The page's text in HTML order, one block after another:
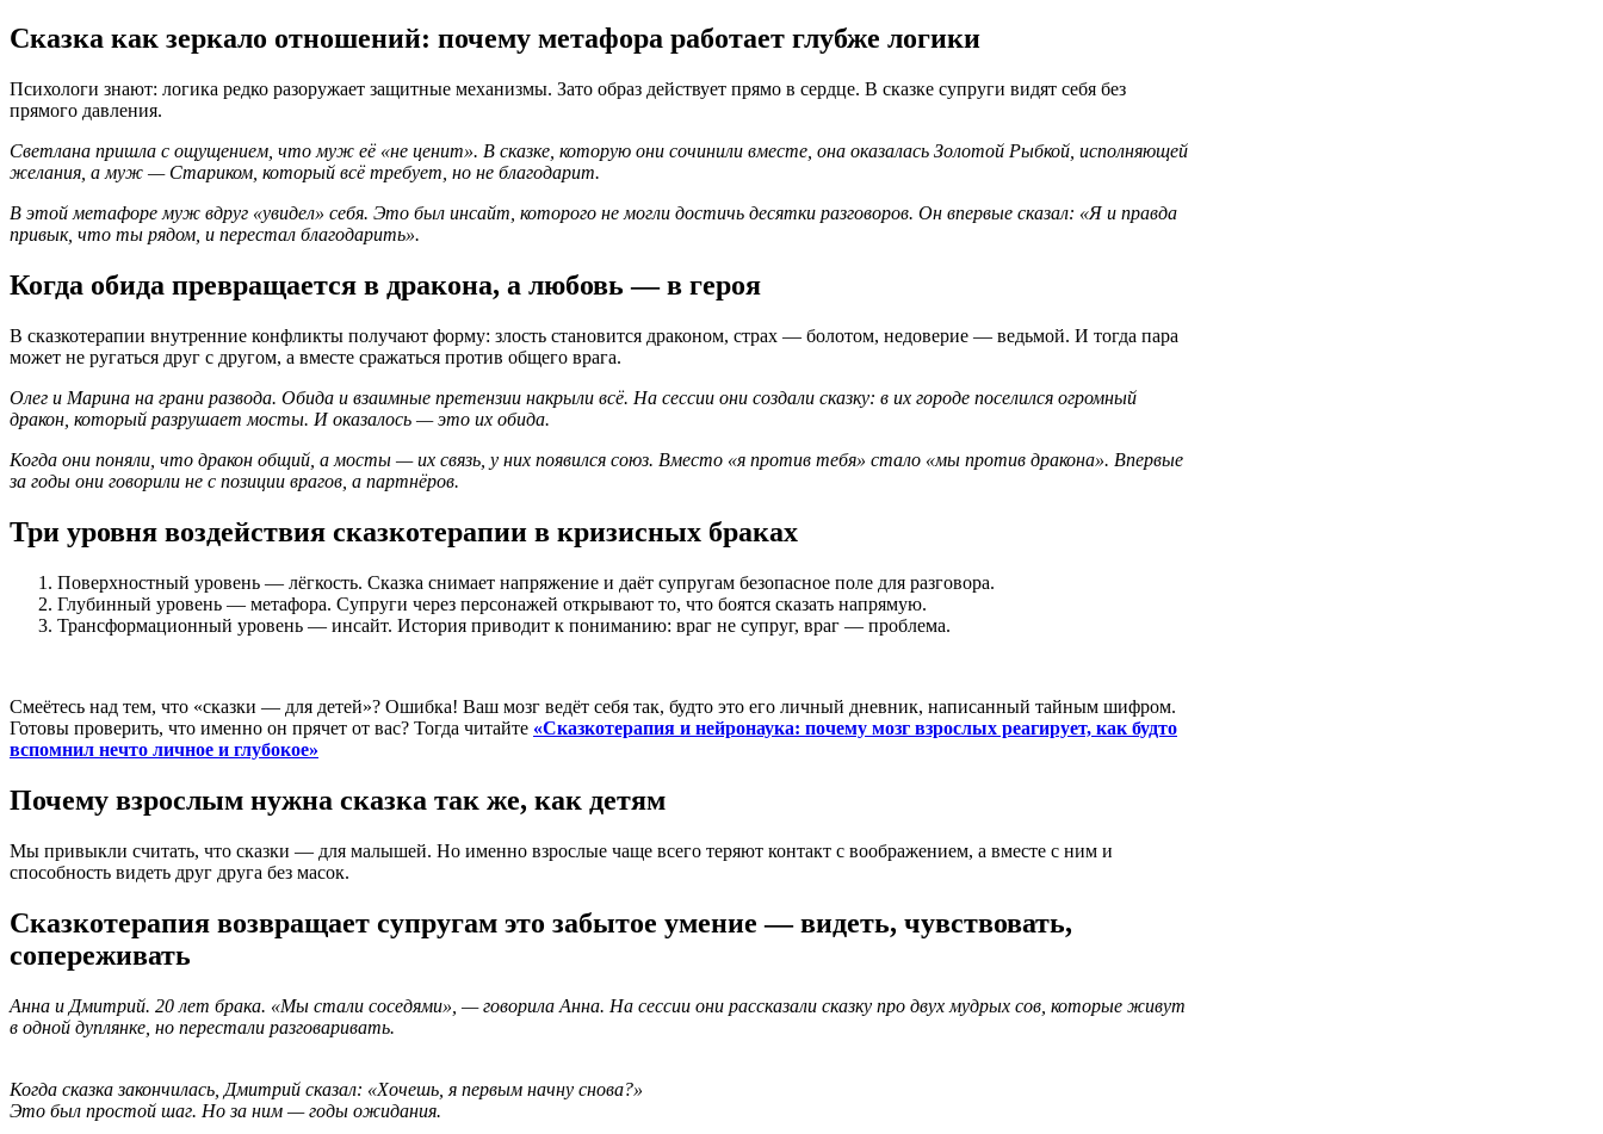
Сказка как зеркало отношений: почему метафора работает глубже логики
Психологи знают: логика редко разоружает защитные механизмы. Зато образ действует прямо в сердце. В сказке супруги видят себя без
прямого давления.
Светлана пришла с ощущением, что муж её «не ценит». В сказке, которую они сочинили вместе, она оказалась Золотой Рыбкой, исполняющей
желания, а муж — Стариком, который всё требует, но не благодарит.
В этой метафоре муж вдруг «увидел» себя. Это был инсайт, которого не могли достичь десятки разговоров. Он впервые сказал: «Я и правда
привык, что ты рядом, и перестал благодарить».
Когда обида превращается в дракона, а любовь — в героя
В сказкотерапии внутренние конфликты получают форму: злость становится драконом, страх — болотом, недоверие — ведьмой. И тогда пара
может не ругаться друг с другом, а вместе сражаться против общего врага.
Олег и Марина на грани развода. Обида и взаимные претензии накрыли всё. На сессии они создали сказку: в их городе поселился огромный
дракон, который разрушает мосты. И оказалось — это их обида.
Когда они поняли, что дракон общий, а мосты — их связь, у них появился союз. Вместо «я против тебя» стало «мы против дракона». Впервые
за годы они говорили не с позиции врагов, а партнёров.
Три уровня воздействия сказкотерапии в кризисных браках
Поверхностный уровень — лёгкость. Сказка снимает напряжение и даёт супругам безопасное поле для разговора.
Глубинный уровень — метафора. Супруги через персонажей открывают то, что боятся сказать напрямую.
Трансформационный уровень — инсайт. История приводит к пониманию: враг не супруг, враг — проблема.
Смеётесь над тем, что «сказки — для детей»? Ошибка! Ваш мозг ведёт себя так, будто это его личный дневник, написанный тайным шифром.
Готовы проверить, что именно он прячет от вас? Тогда читайте «Сказкотерапия и нейронаука: почему мозг взрослых реагирует, как будто
вспомнил нечто личное и глубокое»
Почему взрослым нужна сказка так же, как детям
Мы привыкли считать, что сказки — для малышей. Но именно взрослые чаще всего теряют контакт с воображением, а вместе с ним и
способность видеть друг друга без масок.
Сказкотерапия возвращает супругам это забытое умение — видеть, чувствовать,
сопереживать
Анна и Дмитрий. 20 лет брака. «Мы стали соседями», — говорила Анна. На сессии они рассказали сказку про двух мудрых сов, которые живут
в одной дуплянке, но перестали разговаривать.
Когда сказка закончилась, Дмитрий сказал: «Хочешь, я первым начну снова?»
Это был простой шаг. Но за ним — годы ожидания.